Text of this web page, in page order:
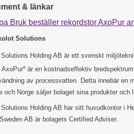
& länkar
Bruk beställer rekordstor AxoPur
Solutions
Holding AB är ett svenskt
® är en kostnadseffektiv
av processvatten. Detta innebär en
och Norge säljer bolaget sina produkter
Holding AB har sitt huvudkontor i
AB är bolagets Certified Adviser.